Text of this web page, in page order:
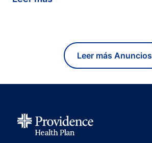
Leer más Anuncios